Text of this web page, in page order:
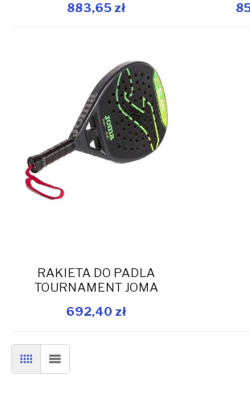
W magazynie
883,65 zł
W magazynie
Dodaj do koszyka
RAKIETA DO PADLA
TOURNAMENT JOMA
692,40 zł
SIATKALISTA